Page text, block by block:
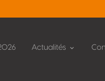
Actualités